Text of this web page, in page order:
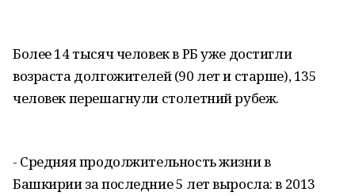
Более 14 тысяч человек в РБ уже достигли
возраста долгожителей (90 лет и старше), 135
человек перешагнули столетний рубеж.
- Средняя продолжительность жизни в
Башкирии за последние 5 лет выросла: в 2013